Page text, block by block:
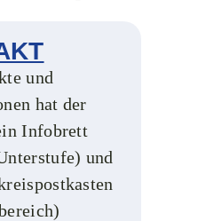
und
hat der
Infobrett
und